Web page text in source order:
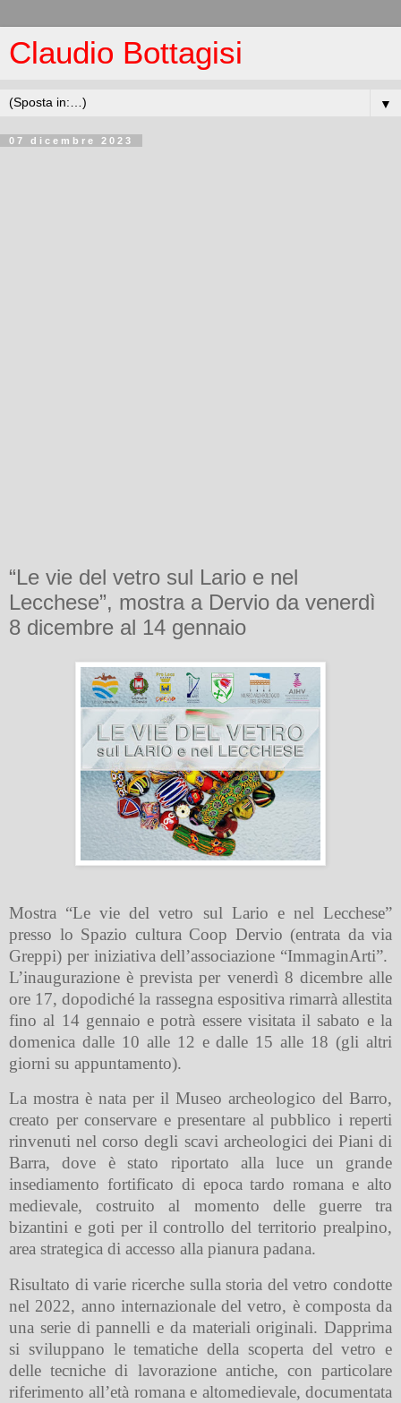
Claudio Bottagisi
▼
07 dicembre 2023
“Le vie del vetro sul Lario e nel
Lecchese”, mostra a Dervio da venerdì
8 dicembre al 14 gennaio
Mostra “Le vie del vetro sul Lario e nel Lecchese”
presso lo Spazio cultura Coop Dervio (entrata da via
Greppi) per iniziativa dell’associazione “ImmaginArti”.
L’inaugurazione è prevista per venerdì 8 dicembre alle
ore 17, dopodiché la rassegna espositiva rimarrà allestita
fino al 14 gennaio e potrà essere visitata il sabato e la
domenica dalle 10 alle 12 e dalle 15 alle 18 (gli altri
giorni su appuntamento).
La mostra è nata per il Museo archeologico del Barro,
creato per conservare e presentare al pubblico i reperti
rinvenuti nel corso degli scavi archeologici dei Piani di
Barra, dove è stato riportato alla luce un grande
insediamento fortificato di epoca tardo romana e alto
medievale, costruito al momento delle guerre tra
bizantini e goti per il controllo del territorio prealpino,
area strategica di accesso alla pianura padana.
Risultato di varie ricerche sulla storia del vetro condotte
nel 2022, anno internazionale del vetro, è composta da
una serie di pannelli e da materiali originali. Dapprima
si sviluppano le tematiche della scoperta del vetro e
delle tecniche di lavorazione antiche, con particolare
riferimento all’età romana e altomedievale, documentata